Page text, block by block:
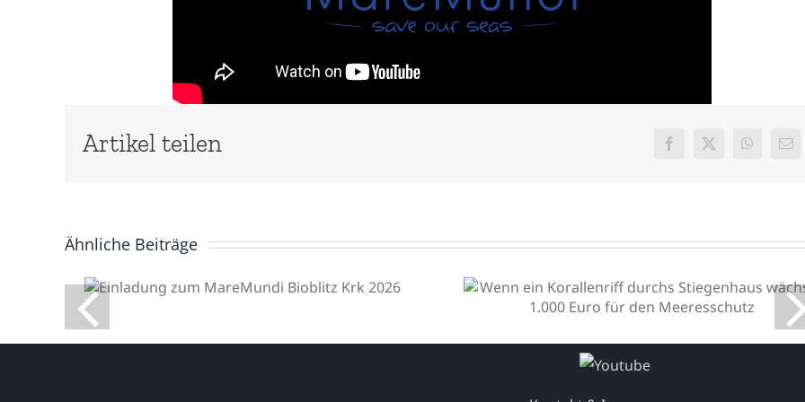
Artikel teilen Facebook
X WhatsApp
E-
Ähnliche BeiträgeEinladung zum
MareMundi Bioblitz Krk
Wenn ein Korallenriff
durchs Stiegenhaus wächst:
1.000 Euro für den
Meeresschutz